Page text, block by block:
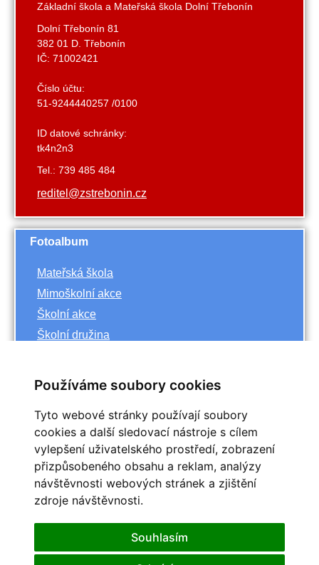
Používáme soubory cookies
Tyto webové stránky používají soubory
cookies a další sledovací nástroje s cílem
vylepšení uživatelského prostředí, zobrazení
přizpůsobeného obsahu a reklam, analýzy
návštěvnosti webových stránek a zjištění
zdroje návštěvnosti.
Souhlasím
Základní škola a Mateřská škola Dolní Třebonín
Dolní Třebonín 81
382 01 D. Třebonín
IČ: 71002421
Číslo účtu:
51-9244440257 /0100
ID datové schránky:
tk4n2n3
Tel.: 739 485 484
reditel@zstrebonin.cz
Fotoalbum
Mateřská škola
Mimoškolní akce
Školní akce
Školní družina
<< říjen
<< 2023
>>
Po
Út St Čt Pá So
2
3 4
9
10 11 12 13 14
15
19